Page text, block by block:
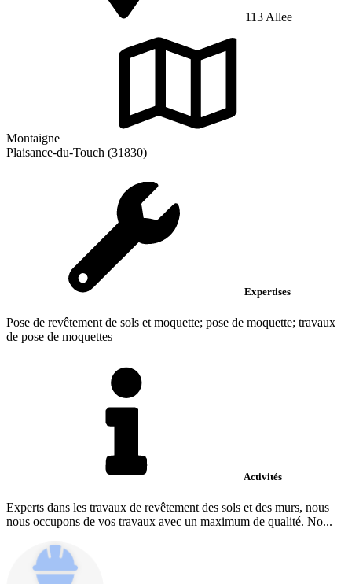
113 Allee
Montaigne
Plaisance-du-Touch (31830)
Expertises
Pose de revêtement de sols et moquette; pose de moquette; travaux
de pose de moquettes
Activités
Experts dans les travaux de revêtement des sols et des murs, nous
nous occupons de vos travaux avec un maximum de qualité. No...